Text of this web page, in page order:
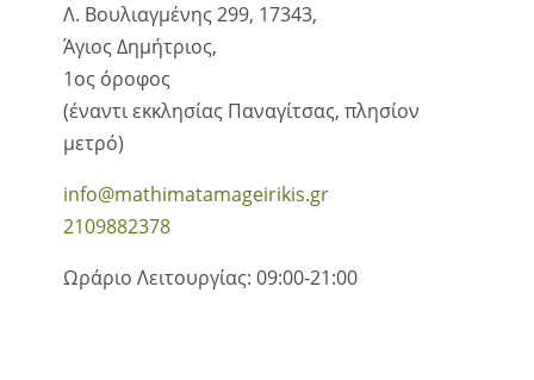
Λ. Βουλιαγμένης 299, 17343,
Άγιος Δημήτριος,
1ος όροφος
(έναντι εκκλησίας Παναγίτσας, πλησίον
μετρό)
info@mathimatamageirikis.gr
2109882378
Ωράριο Λειτουργίας: 09:00-21:00